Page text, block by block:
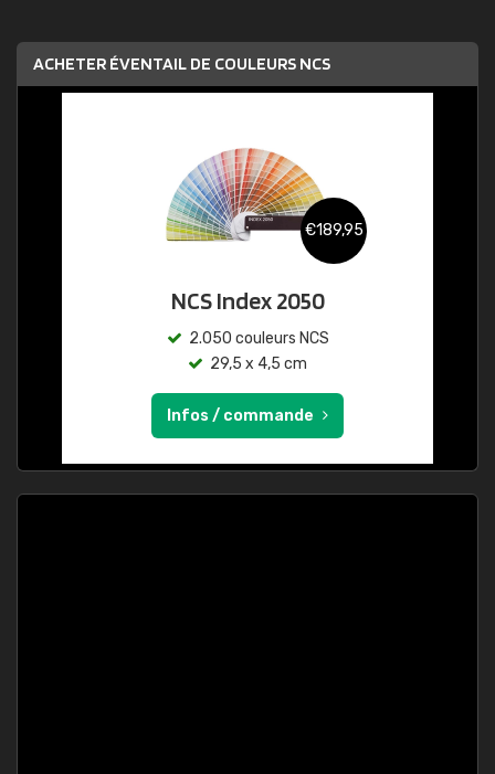
ACHETER ÉVENTAIL DE COULEURS NCS
€189,95
NCS Index 2050
2.050 couleurs NCS
29,5 x 4,5 cm
Infos / commande